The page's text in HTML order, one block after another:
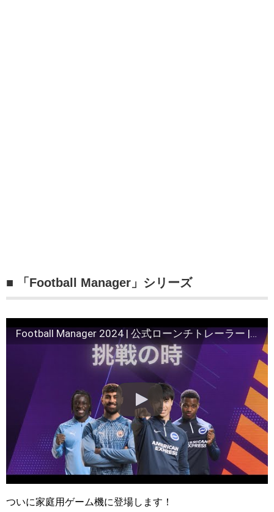
■ 「Football Manager」シリーズ
Football Manager 2024 | 公式ローンチトレーラー | #FM24
ついに家庭用ゲーム機に登場します！